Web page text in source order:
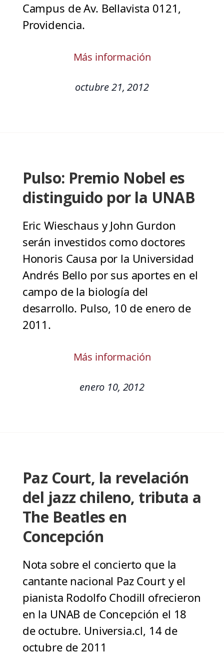
Campus de Av. Bellavista 0121,
Providencia.
Más información
octubre 21, 2012
Pulso: Premio Nobel es
distinguido por la UNAB
Eric Wieschaus y John Gurdon
serán investidos como doctores
Honoris Causa por la Universidad
Andrés Bello por sus aportes en el
campo de la biología del
desarrollo. Pulso, 10 de enero de
2011.
Más información
enero 10, 2012
Paz Court, la revelación
del jazz chileno, tributa a
The Beatles en
Concepción
Nota sobre el concierto que la
cantante nacional Paz Court y el
pianista Rodolfo Chodill ofrecieron
en la UNAB de Concepción el 18
de octubre. Universia.cl, 14 de
octubre de 2011